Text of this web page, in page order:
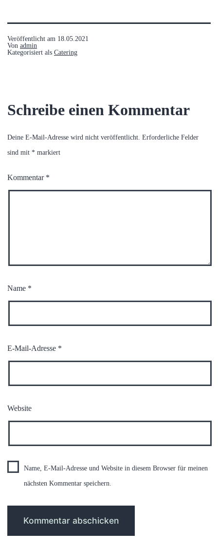
Veröffentlicht am 18.05.2021
Von admin
Kategorisiert als Catering
Schreibe einen Kommentar
Deine E-Mail-Adresse wird nicht veröffentlicht. Erforderliche Felder
sind mit * markiert
Kommentar *
Name *
E-Mail-Adresse *
Website
Name, E-Mail-Adresse und Website in diesem Browser für meinen
nächsten Kommentar speichern.